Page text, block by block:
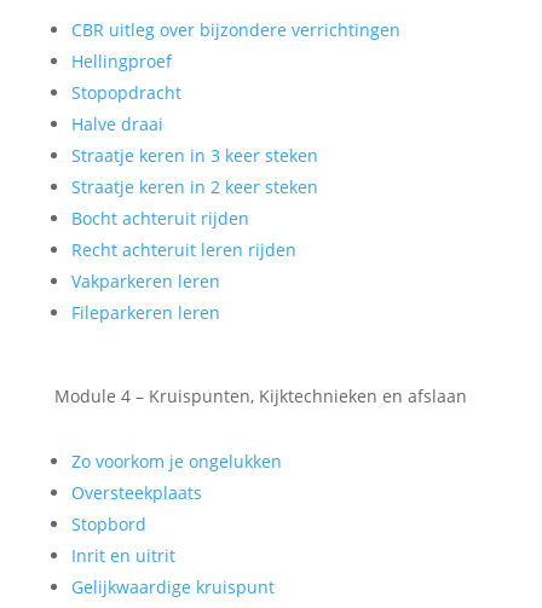
CBR uitleg over bijzondere verrichtingen
Hellingproef
Stopopdracht
Halve draai
Straatje keren in 3 keer steken
Straatje keren in 2 keer steken
Bocht achteruit rijden
Recht achteruit leren rijden
Vakparkeren leren
Fileparkeren leren
Module 4 – Kruispunten, Kijktechnieken en afslaan
Zo voorkom je ongelukken
Oversteekplaats
Stopbord
Inrit en uitrit
Gelijkwaardige kruispunt